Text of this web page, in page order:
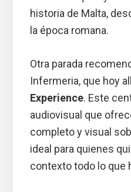
historia de Malta,
la época romana.
Otra parada
Infermeria, que hoy
Experience. Este
audiovisual que
completo y visual
ideal para quienes
contexto todo lo que